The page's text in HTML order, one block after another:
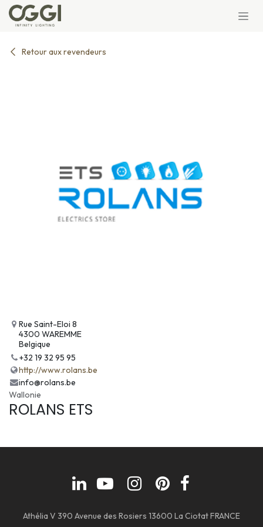
Se rendre au contenu
Retour aux revendeurs
Rue Saint-Eloi 8
4300 WAREMME
Belgique
+32 19 32 95 95
http://www.rolans.be
info@rolans.be
Wallonie
ROLANS ETS
Athélia V 390 Avenue des Rosiers 13600 La Ciotat FRANCE